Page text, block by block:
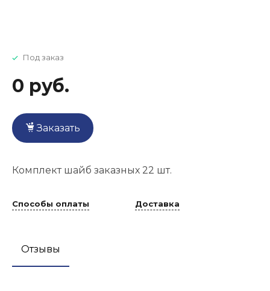
Под заказ
0 руб.
Заказать
Комплект шайб заказных 22 шт.
Способы оплаты Доставка
Отзывы